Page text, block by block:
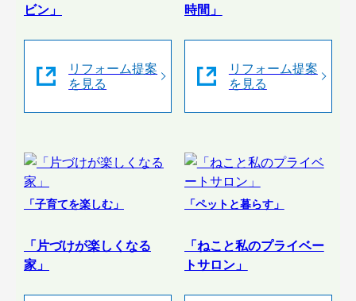
ビン」
リフォーム提案
を見る
時間」
リフォーム提案
を見る
「子育てを楽しむ」
「片づけが楽しくなる
家」
「ペットと暮らす」
「ねこと私のプライベー
トサロン」